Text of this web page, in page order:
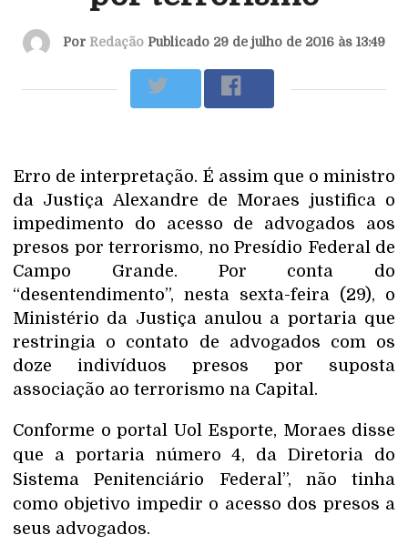
Por Redação Publicado 29 de julho de 2016 às 13:49
Erro de interpretação. É assim que o ministro
da Justiça Alexandre de Moraes justifica o
impedimento do acesso de advogados aos
presos por terrorismo, no Presídio Federal de
Campo Grande. Por conta do
“desentendimento”, nesta sexta-feira (29), o
Ministério da Justiça anulou a portaria que
restringia o contato de advogados com os
doze indivíduos presos por suposta
associação ao terrorismo na Capital.
Conforme o portal Uol Esporte, Moraes disse
que a portaria número 4, da Diretoria do
Sistema Penitenciário Federal”, não tinha
como objetivo impedir o acesso dos presos a
seus advogados.